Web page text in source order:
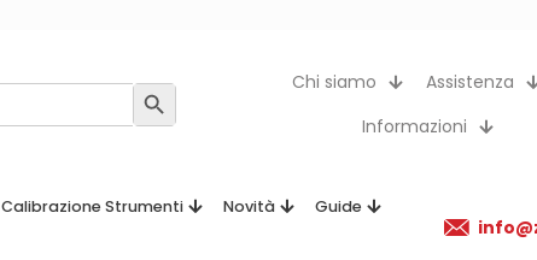
Search Button
Chi siamo
Assistenza
Informazioni
Calibrazione Strumenti Novità Guide